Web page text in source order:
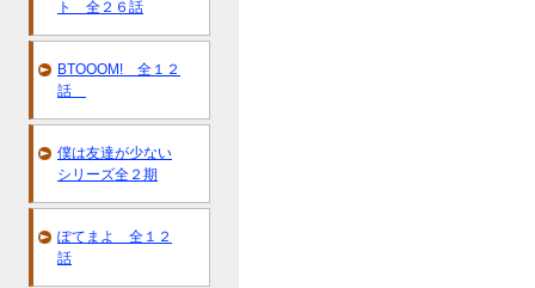
ト 全２６話
BTOOOM! 全１２
話
僕は友達が少ない
シリーズ全２期
ぽてまよ 全１２
話